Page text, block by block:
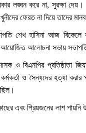
লঙ্ঘন করে না, সুরক্ষা
ফেরত না দিয়ে তাদের
শেখ হাসিনা আজ বিকেলে
আয়োজিত আলোচনা সভায়
ও বিএনপির প্রতিষ্ঠাতা
ও সৈন্যদের হত্যা করার
এবং প্রিয়জনের লাশ